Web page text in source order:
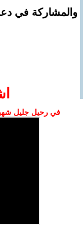
والمشاركة في
في رحيل جليل